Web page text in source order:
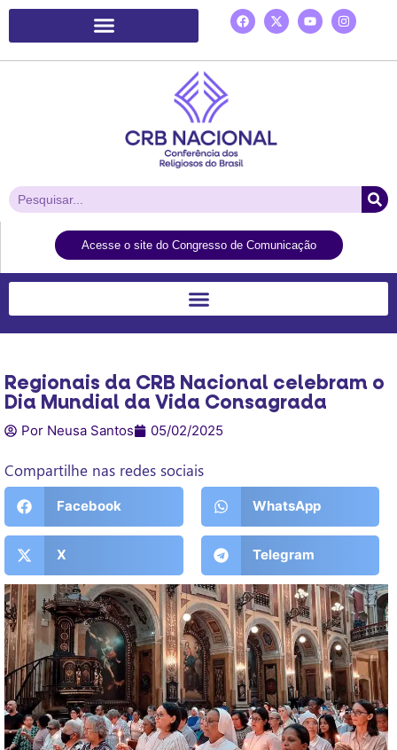
Acesse o site do Congresso de Comunicação
Regionais da CRB Nacional celebram o
Dia Mundial da Vida Consagrada
Por Neusa Santos 05/02/2025
Compartilhe nas redes sociais
Facebook WhatsApp
X Telegram